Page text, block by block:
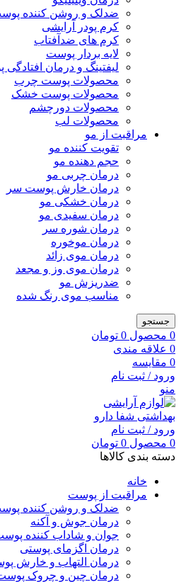
ضدلک و روشن کننده
کرم پودر آرایشی
کرم های ضدآفتاب
لایه بردار پوست
لیفتینگ و درمان
محصولات پوست چرب
محصولات پوست خشک
محصولات دورچشم
محصولات لب
مراقبت از مو
تقویت کننده مو
حجم دهنده مو
درمان چربی مو
درمان خارش پوست سر
درمان خشکی مو
درمان سفیدی مو
درمان شوره سر
درمان موخوره
درمان موی زائد
درمان موی وز و مجعد
ضدریزش مو
مناسب موی رنگ شده
جستجو
0 محصول 0 تومان
0 علاقه مندی
0 مقایسه
ورود / ثبت نام
منو
ورود / ثبت نام
0 محصول 0 تومان
دسته بندی کالاها
خانه
مراقبت از پوست
ضدلک و روشن کننده
درمان جوش و آکنه
جوان و شاداب کننده
درمان اگزمای پوستی
درمان التهاب و خارش
درمان چین و چروک